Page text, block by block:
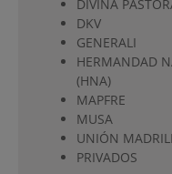
DIVINA
DKV
GENERALI
HERMANDAD
(HNA)
MAPFRE
MUSA
UNIÓN
PRIVADOS